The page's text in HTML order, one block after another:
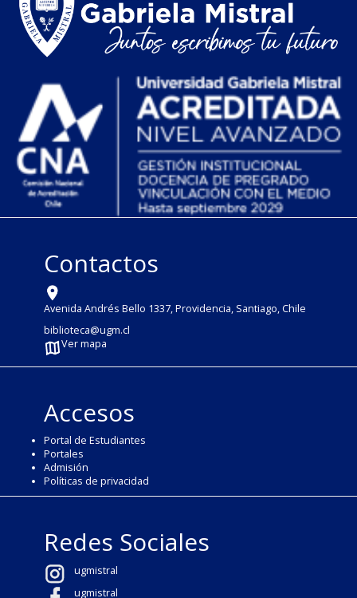
Contactos
Avenida Andrés Bello 1337, Providencia, Santiago, Chile
biblioteca@ugm.cl
Ver mapa
Accesos
Portal de Estudiantes
Portales
Admisión
Políticas de privacidad
Redes Sociales
ugmistral
ugmistral